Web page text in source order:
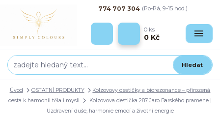
Hledat
774 707 304 (Po-Pá, 9-15 hod.)
0 ks
0 Kč
Úvod OSTATNÍ PRODUKTY
Kolzovovy destičky a biorezonance – přirozená
cesta k harmonii těla i mysli
Kolzovova destička 287 Jaro Barského pramene |
Uzdravení duše, harmonie emocí a životní energie